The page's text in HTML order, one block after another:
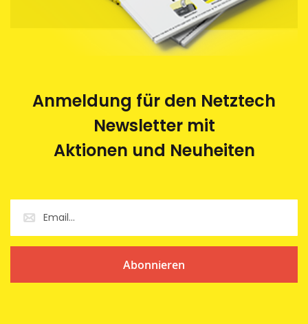
Anmeldung für den Netztech
Newsletter mit
Aktionen und Neuheiten
Abonnieren